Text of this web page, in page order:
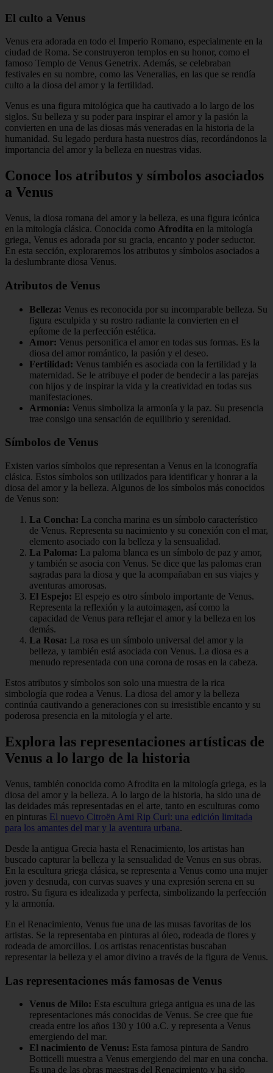
El culto a Venus
Venus era adorada en todo el Imperio Romano, especialmente en la
ciudad de Roma. Se construyeron templos en su honor, como el
famoso Templo de Venus Genetrix. Además, se celebraban
festivales en su nombre, como las Veneralias, en las que se rendía
culto a la diosa del amor y la fertilidad.
Venus es una figura mitológica que ha cautivado a lo largo de los
siglos. Su belleza y su poder para inspirar el amor y la pasión la
convierten en una de las diosas más veneradas en la historia de la
humanidad. Su legado perdura hasta nuestros días, recordándonos la
importancia del amor y la belleza en nuestras vidas.
Conoce los atributos y símbolos asociados
a Venus
Venus, la diosa romana del amor y la belleza, es una figura icónica
en la mitología clásica. Conocida como Afrodita en la mitología
griega, Venus es adorada por su gracia, encanto y poder seductor.
En esta sección, exploraremos los atributos y símbolos asociados a
la deslumbrante diosa Venus.
Atributos de Venus
Belleza: Venus es reconocida por su incomparable belleza. Su
figura esculpida y su rostro radiante la convierten en el
epítome de la perfección estética.
Amor: Venus personifica el amor en todas sus formas. Es la
diosa del amor romántico, la pasión y el deseo.
Fertilidad: Venus también es asociada con la fertilidad y la
maternidad. Se le atribuye el poder de bendecir a las parejas
con hijos y de inspirar la vida y la creatividad en todas sus
manifestaciones.
Armonía: Venus simboliza la armonía y la paz. Su presencia
trae consigo una sensación de equilibrio y serenidad.
Símbolos de Venus
Existen varios símbolos que representan a Venus en la iconografía
clásica. Estos símbolos son utilizados para identificar y honrar a la
diosa del amor y la belleza. Algunos de los símbolos más conocidos
de Venus son:
La Concha: La concha marina es un símbolo característico
de Venus. Representa su nacimiento y su conexión con el mar,
elemento asociado con la belleza y la sensualidad.
La Paloma: La paloma blanca es un símbolo de paz y amor,
y también se asocia con Venus. Se dice que las palomas eran
sagradas para la diosa y que la acompañaban en sus viajes y
aventuras amorosas.
El Espejo: El espejo es otro símbolo importante de Venus.
Representa la reflexión y la autoimagen, así como la
capacidad de Venus para reflejar el amor y la belleza en los
demás.
La Rosa: La rosa es un símbolo universal del amor y la
belleza, y también está asociada con Venus. La diosa es a
menudo representada con una corona de rosas en la cabeza.
Estos atributos y símbolos son solo una muestra de la rica
simbología que rodea a Venus. La diosa del amor y la belleza
continúa cautivando a generaciones con su irresistible encanto y su
poderosa presencia en la mitología y el arte.
Explora las representaciones artísticas de
Venus a lo largo de la historia
Venus, también conocida como Afrodita en la mitología griega, es la
diosa del amor y la belleza. A lo largo de la historia, ha sido una de
las deidades más representadas en el arte, tanto en esculturas como
en pinturas El nuevo Citroën Ami Rip Curl: una edición limitada
para los amantes del mar y la aventura urbana.
Desde la antigua Grecia hasta el Renacimiento, los artistas han
buscado capturar la belleza y la sensualidad de Venus en sus obras.
En la escultura griega clásica, se representa a Venus como una mujer
joven y desnuda, con curvas suaves y una expresión serena en su
rostro. Su figura es idealizada y perfecta, simbolizando la perfección
y la armonía.
En el Renacimiento, Venus fue una de las musas favoritas de los
artistas. Se la representaba en pinturas al óleo, rodeada de flores y
rodeada de amorcillos. Los artistas renacentistas buscaban
representar la belleza y el amor divino a través de la figura de Venus.
Las representaciones más famosas de Venus
Venus de Milo: Esta escultura griega antigua es una de las
representaciones más conocidas de Venus. Se cree que fue
creada entre los años 130 y 100 a.C. y representa a Venus
emergiendo del mar.
El nacimiento de Venus: Esta famosa pintura de Sandro
Botticelli muestra a Venus emergiendo del mar en una concha.
Es una de las obras maestras del Renacimiento y ha sido